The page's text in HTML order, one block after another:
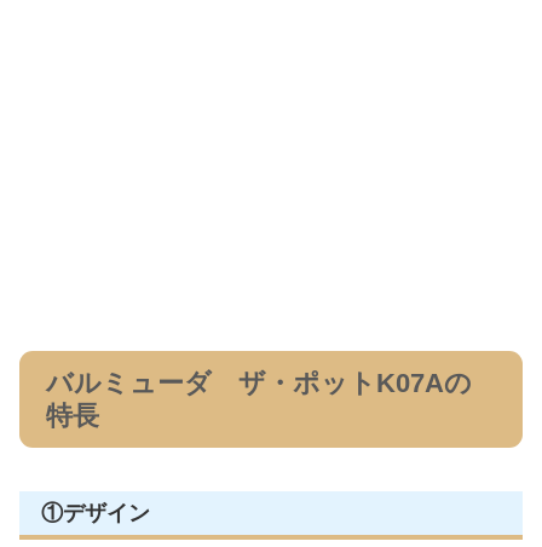
バルミューダ ザ・ポットK07Aの
特長
①デザイン